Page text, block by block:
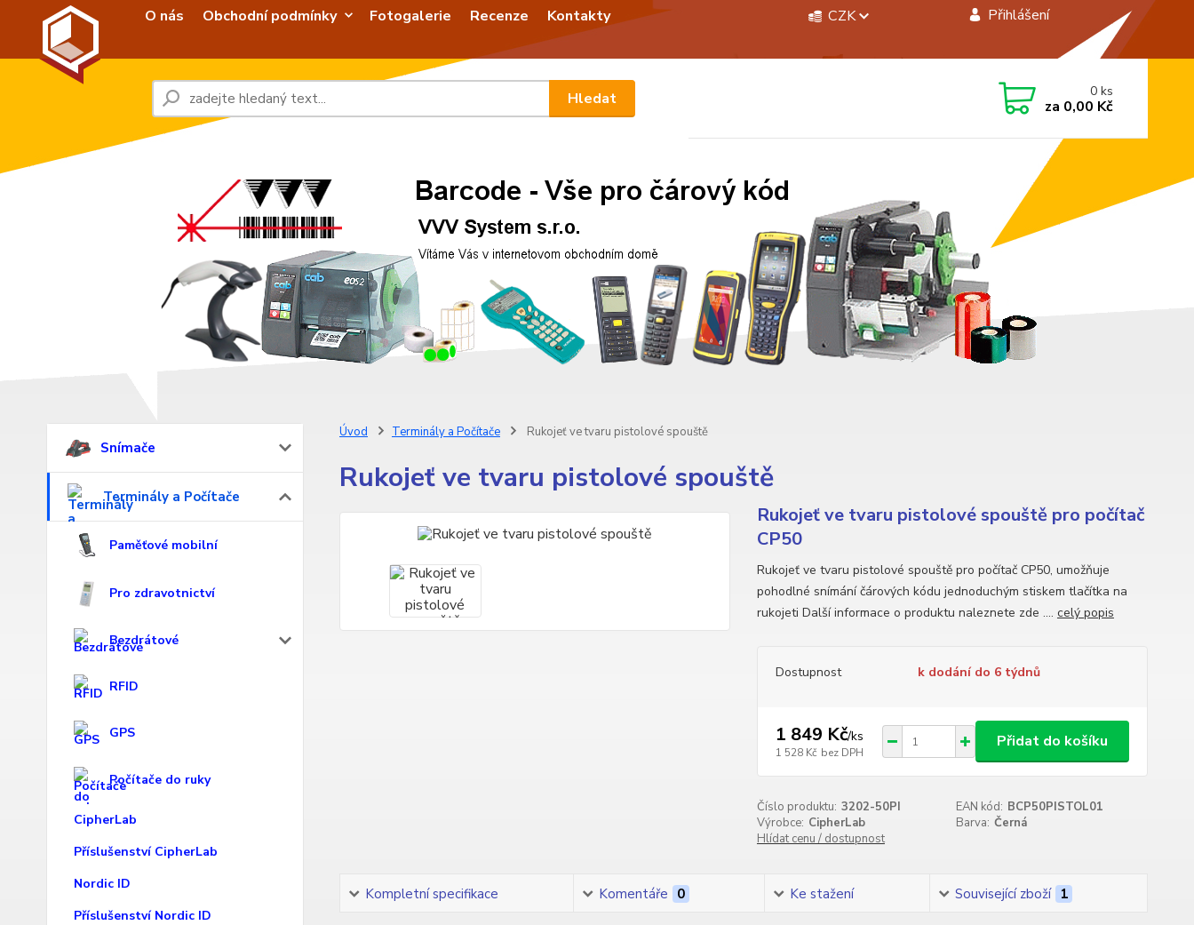
O nás Obchodní podmínky Fotogalerie Recenze Kontakty CZK Přihlášení
Hledat 0ks
za 0,00 Kč
Snímače
Terminály a Počítače
Paměťové mobilní
Pro zdravotnictví
Bezdrátové
RFID
GPS
Počítače do ruky
CipherLab
Příslušenství CipherLab
Nordic ID
Příslušenství Nordic ID
Úvod Terminály a Počítače Rukojeť ve tvaru pistolové spouště
Rukojeť ve tvaru pistolové spouště
Rukojeť ve tvaru pistolové spouště pro počítač
CP50
Rukojeť ve tvaru pistolové spouště pro počítač CP50, umožňuje
pohodlné snímání čárových kódu jednoduchým stiskem tlačítka na
rukojeti Další informace o produktu naleznete zde .... celý popis
Dostupnost k dodání do 6 týdnů
1 849 Kč/ks
1 528 Kč bez DPH
Přidat do košíku
Číslo produktu: 3202-50PI EAN kód: BCP50PISTOL01
Výrobce: CipherLab Barva: Černá
Hlídat cenu / dostupnost
Kompletní specifikace Komentáře 0 Ke stažení Související zboží 1